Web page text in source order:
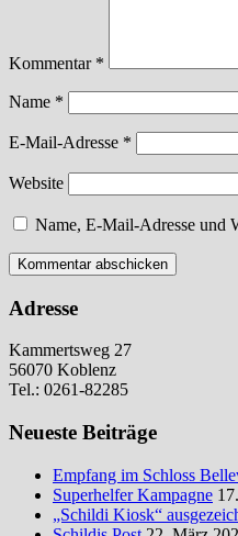
Kommentar *
Name *
E-Mail-Adresse *
Website
Name, E-Mail-Adresse und
Adresse
Kammertsweg 27
56070 Koblenz
Tel.: 0261-82285
Neueste Beiträge
Empfang im Schloss
Superhelfer Kampagne
„Schildi Kiosk“